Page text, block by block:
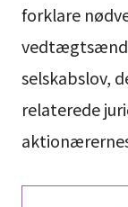
forklare
selskabslov,
relaterede